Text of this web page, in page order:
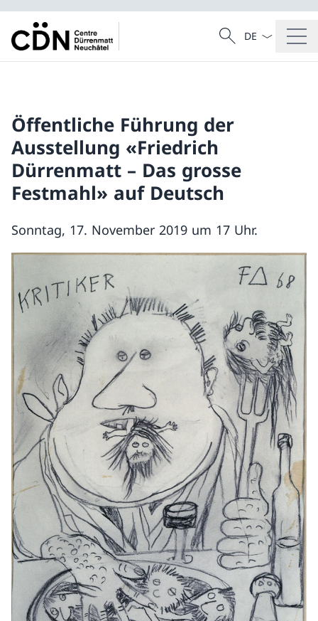
Suche
Suche
Sprach
Öffentliche Führung der
Ausstellung «Friedrich
Dürrenmatt – Das grosse
Festmahl» auf Deutsch
Sonntag, 17. November 2019 um 17 Uhr.